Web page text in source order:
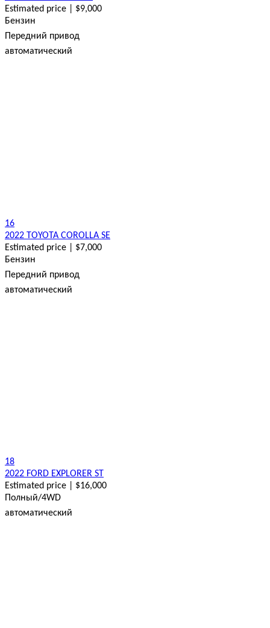
Estimated price | $9,000
Бензин
Передний привод
автоматический
16
2022 TOYOTA COROLLA SE
Estimated price | $7,000
Бензин
Передний привод
автоматический
18
2022 FORD EXPLORER ST
Estimated price | $16,000
Полный/4WD
автоматический